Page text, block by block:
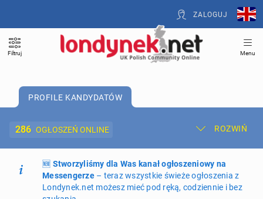
ZALOGUJ
Filtruj Menu
PROFILE KANDYDATÓW
286 OGŁOSZEŃ ONLINE ROZWIŃ
Dodaj ogłoszenie Moje ogłoszenia
Oferta i cennik ogłoszeń
🆕 Stworzyliśmy dla Was kanał ogłoszeniowy na
Messengerze– teraz wszystkie świeże ogłoszenia z
Londynek.net możesz mieć pod ręką, codziennie i bez